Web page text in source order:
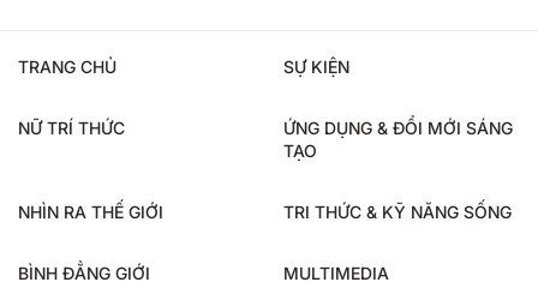
TRANG CHỦ SỰ KIỆN
NỮ TRÍ THỨC
ỨNG DỤNG & ĐỔI MỚI SÁNG
TẠO
NHÌN RA THẾ GIỚI TRI THỨC & KỸ NĂNG SỐNG
BÌNH ĐẲNG GIỚI MULTIMEDIA